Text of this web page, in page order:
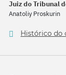
Juiz do Tribunal
Anatoliy Proskurin
Histórico do